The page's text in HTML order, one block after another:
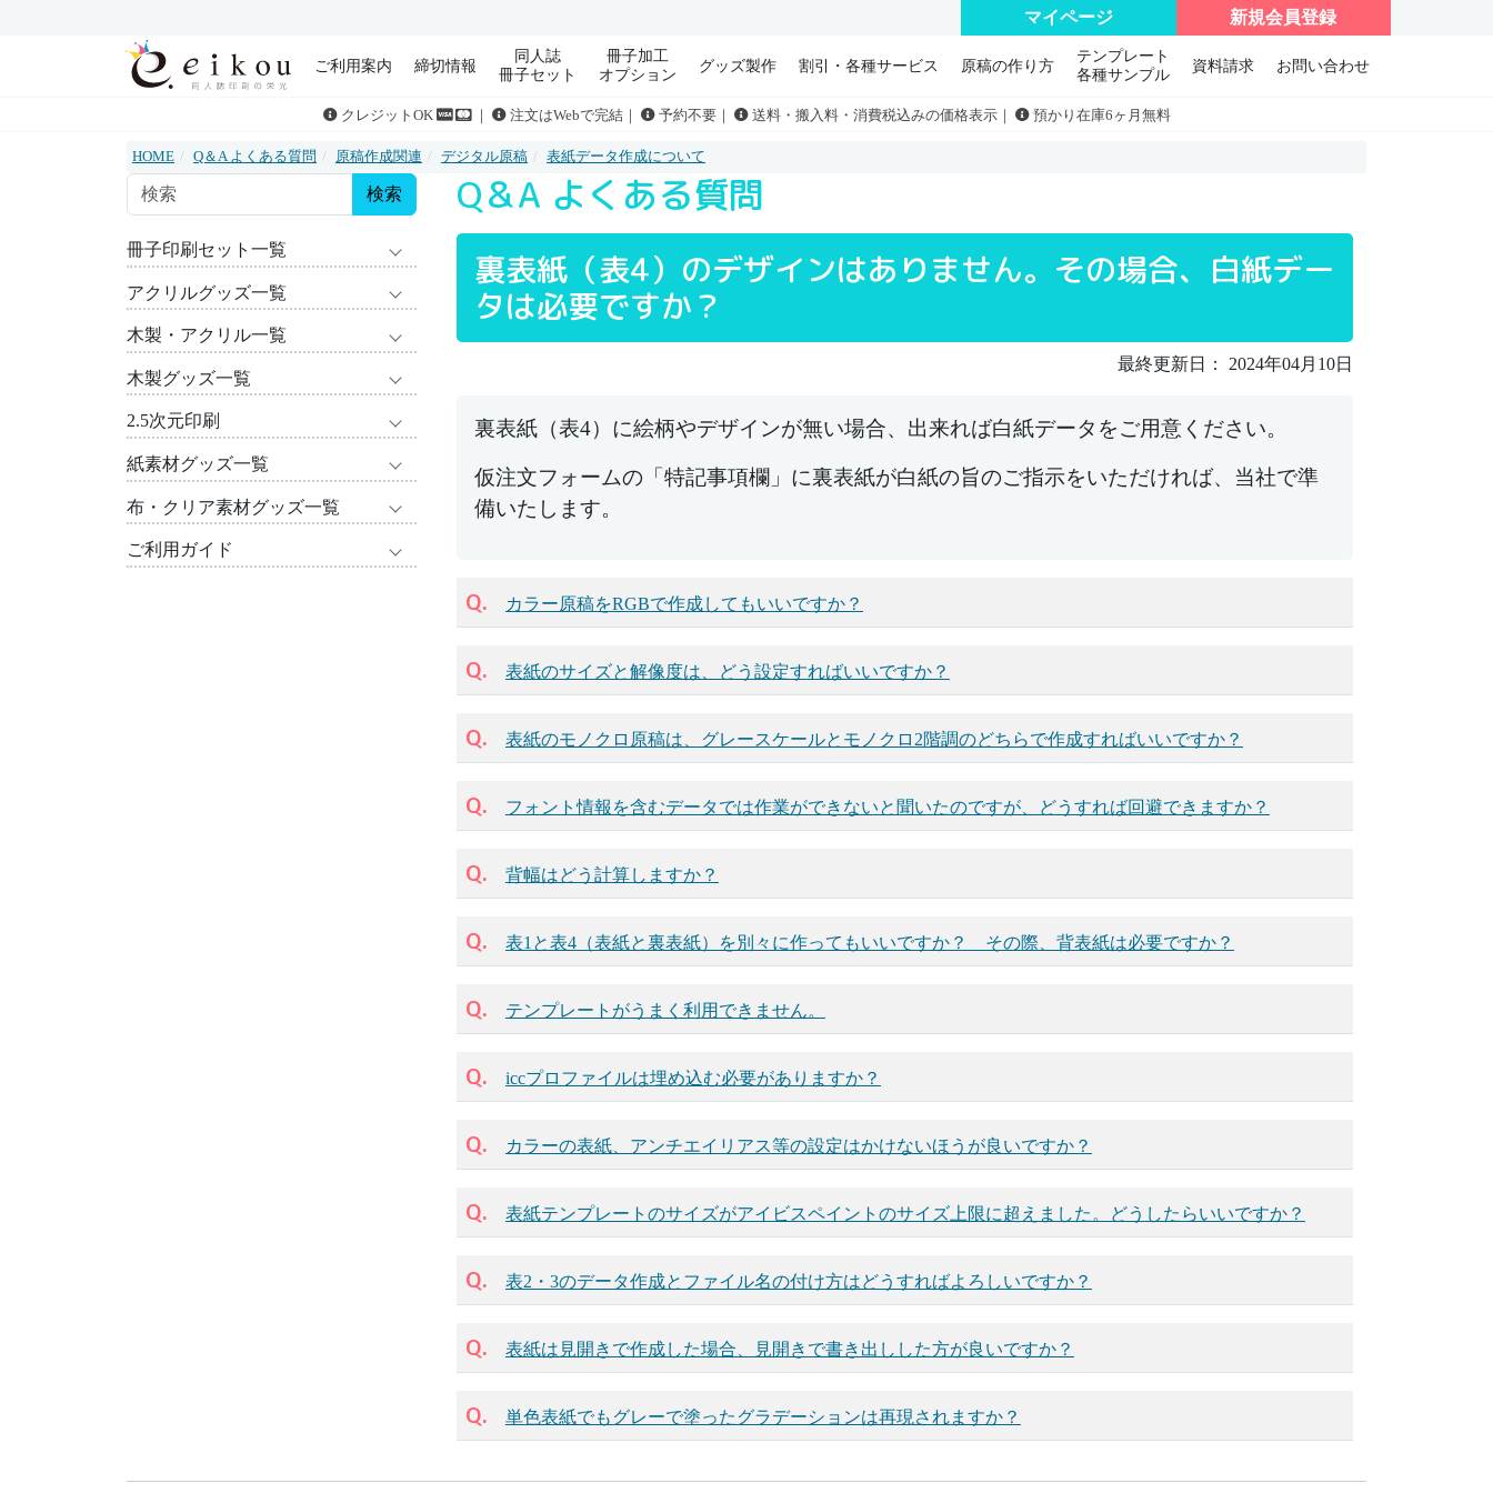
マイページ 新規会員登録
ご利用案内 締切情報
同人誌
冊子セット
冊子加工
オプション
グッズ製作 割引・各種サービス 原稿の作り方
テンプレート
各種サンプル
資料請求 お問い合わせ
クレジットOK 注文はWebで完結｜ 予約不要｜ 送料・搬入料・消費税込みの価格表示｜ 預かり在庫6ヶ月無料
HOME Q＆A よくある質問 原稿作成関連 デジタル原稿 表紙データ作成について
Q＆A よくある質問
裏表紙（表4）のデザインはありません。その場合、白紙デー
タは必要ですか？
最終更新日： 2024年04月10日
裏表紙（表4）に絵柄やデザインが無い場合、出来れば白紙データをご用意ください。
仮注文フォームの「特記事項欄」に裏表紙が白紙の旨のご指示をいただければ、当社で準
備いたします。
Q. カラー原稿をRGBで作成してもいいですか？
Q. 表紙のサイズと解像度は、どう設定すればいいですか？
Q. 表紙のモノクロ原稿は、グレースケールとモノクロ2階調のどちらで作成すればいいですか？
Q. フォント情報を含むデータでは作業ができないと聞いたのですが、どうすれば回避できますか？
Q. 背幅はどう計算しますか？
Q. 表1と表4（表紙と裏表紙）を別々に作ってもいいですか？ その際、背表紙は必要ですか？
Q. テンプレートがうまく利用できません。
Q. iccプロファイルは埋め込む必要がありますか？
Q. カラーの表紙、アンチエイリアス等の設定はかけないほうが良いですか？
Q. 表紙テンプレートのサイズがアイビスペイントのサイズ上限に超えました。どうしたらいいですか？
Q. 表2・3のデータ作成とファイル名の付け方はどうすればよろしいですか？
Q. 表紙は見開きで作成した場合、見開きで書き出しした方が良いですか？
Q. 単色表紙でもグレーで塗ったグラデーションは再現されますか？
検索
冊子印刷セット一覧
アクリルグッズ一覧
木製・アクリル一覧
木製グッズ一覧
2.5次元印刷
紙素材グッズ一覧
布・クリア素材グッズ一覧
ご利用ガイド